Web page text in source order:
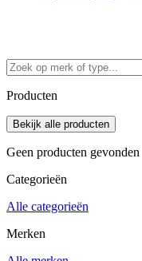
Producten
Geen producten gevonden
Categorieën
Alle categorieën
Merken